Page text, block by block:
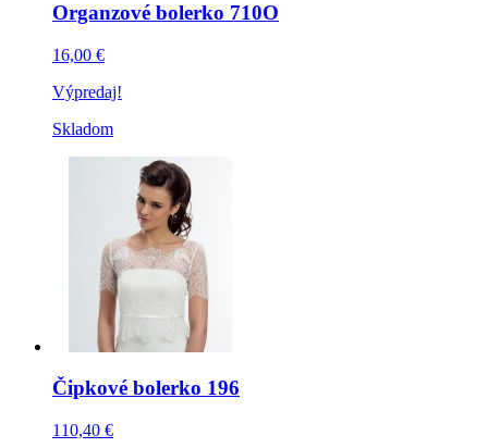
Organzové bolerko 710O
16,00 €
Výpredaj!
Skladom
Čipkové bolerko 196
110,40 €